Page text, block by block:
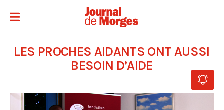
LES PROCHES AIDANTS ONT AUSSI
BESOIN D’AIDE